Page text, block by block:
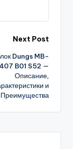
Next Post
Dungs MB-
B01 S52 —
Описание,
и
Преимущества